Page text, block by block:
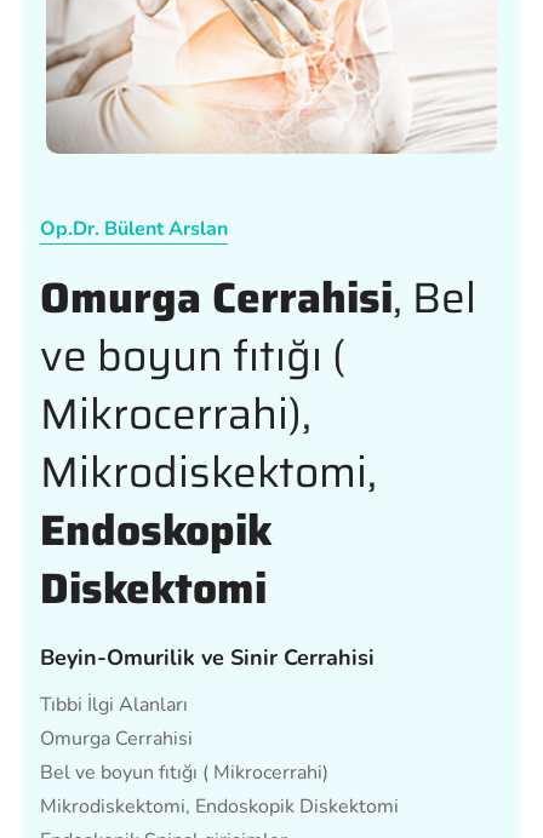
Op.Dr. Bülent Arslan
Omurga Cerrahisi, Bel
ve boyun fıtığı (
Mikrocerrahi),
Mikrodiskektomi,
Endoskopik
Diskektomi
Beyin-Omurilik ve Sinir Cerrahisi
Tıbbi İlgi Alanları
Omurga Cerrahisi
Bel ve boyun fıtığı ( Mikrocerrahi)
Mikrodiskektomi, Endoskopik Diskektomi